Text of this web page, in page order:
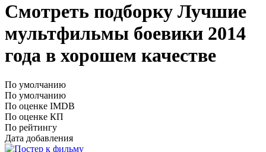
Смотреть подборку Лучшие
мультфильмы боевики 2014
года в хорошем качестве
По умолчанию
По умолчанию
По оценке IMDB
По оценке КП
По рейтингу
Дата добавления